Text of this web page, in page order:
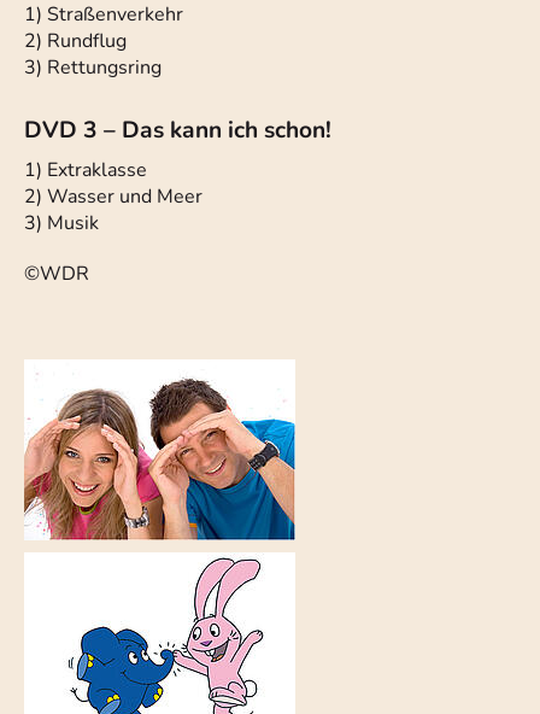
1) Straßenverkehr
2) Rundflug
3) Rettungsring
DVD 3 – Das kann ich schon!
1) Extraklasse
2) Wasser und Meer
3) Musik
©WDR